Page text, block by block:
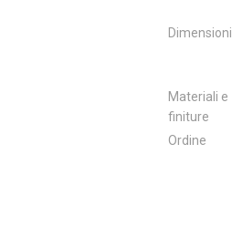
Dimensioni
Materiali e
finiture
Ordine